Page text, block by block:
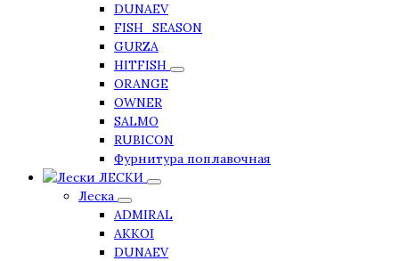
DUNAEV
FISH_SEASON
GURZA
HITFISH
ORANGE
OWNER
SALMO
RUBICON
Фурнитура поплавочная
ЛЕСКИ
Леска
ADMIRAL
AKKOI
DUNAEV